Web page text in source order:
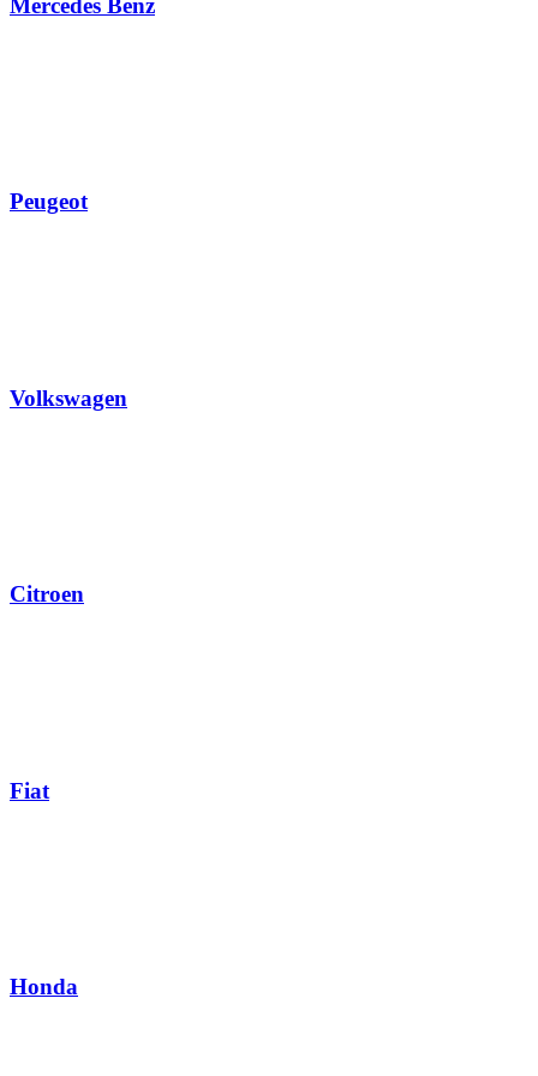
Mercedes Benz
Peugeot
Volkswagen
Citroen
Fiat
Honda